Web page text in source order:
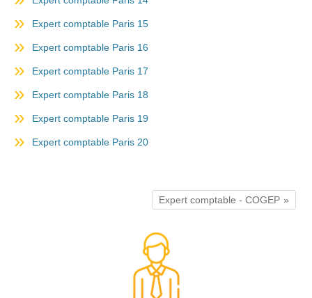
Expert comptable Paris 15
Expert comptable Paris 16
Expert comptable Paris 17
Expert comptable Paris 18
Expert comptable Paris 19
Expert comptable Paris 20
Expert comptable - COGEP